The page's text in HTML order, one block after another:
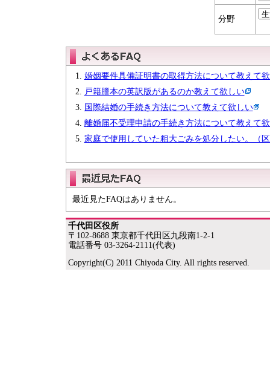
分野
婚姻要件具備証明書の取得方法について教えて
戸籍謄本の英訳版があるのか教えて欲しい
国際結婚の手続き方法について教えて欲しい
離婚届不受理申請の手続き方法について教えて
家庭で使用していた粗大ごみを処分したい。（
最近見たFAQはありません。
千代田区役所
〒102-8688 東京都千代田区九段南1-2-1
電話番号 03-3264-2111(代表)
Copyright(C) 2011 Chiyoda City. All rights reserved.